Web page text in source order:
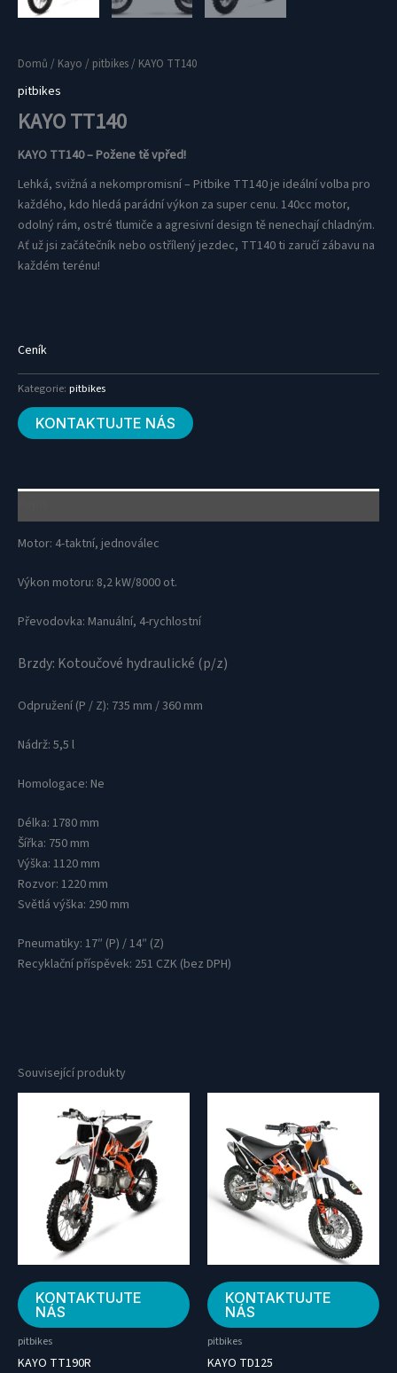
Domů / Kayo / pitbikes/ KAYO TT140
pitbikes
KAYO TT140
KAYO TT140 – Požene tě vpřed!
Lehká, svižná a nekompromisní – Pitbike TT140 je ideální volba pro
každého, kdo hledá parádní výkon za super cenu. 140cc motor,
odolný rám, ostré tlumiče a agresivní design tě nenechají chladným.
Ať už jsi začátečník nebo ostřílený jezdec, TT140 ti zaručí zábavu na
každém terénu!
Ceník
Kategorie: pitbikes
KONTAKTUJTE NÁS
Motor: 4-taktní, jednoválec
Výkon motoru: 8,2 kW/8000 ot.
Převodovka: Manuální, 4-rychlostní
Brzdy: Kotoučové hydraulické (p/z)
Odpružení (P / Z): 735 mm / 360 mm
Nádrž: 5,5 l
Homologace: Ne
Délka: 1780 mm
Šířka: 750 mm
Výška: 1120 mm
Rozvor: 1220 mm
Světlá výška: 290 mm
Pneumatiky: 17″ (P) / 14″ (Z)
Recyklační příspěvek: 251 CZK (bez DPH)
Související produkty
KONTAKTUJTE
NÁS
pitbikes
KAYO TT190R
KONTAKTUJTE
NÁS
pitbikes
KAYO TD125